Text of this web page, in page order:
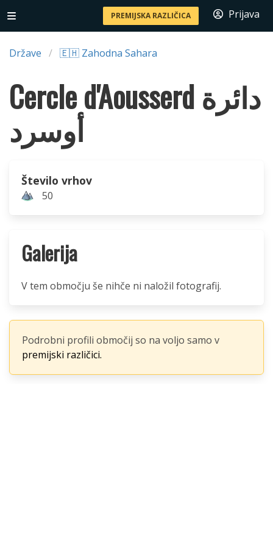
PREMIJSKA RAZLIČICA Prijava
Države 🇪🇭 Zahodna Sahara
Cercle d'Aousserd دائرة
أوسرد
Število vrhov
50
Galerija
V tem območju še nihče ni naložil fotografij.
Podrobni profili območij so na voljo samo v
premijski različici.